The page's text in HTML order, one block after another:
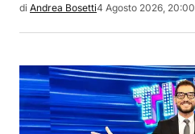
di Andrea Bosetti4 Agosto 2026, 20:00